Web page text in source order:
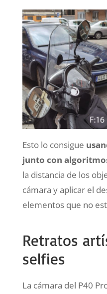
Esto lo consigue
junto con
la distancia de los
cámara y aplicar el
elementos que no
Retratos
selfies
La cámara del P40